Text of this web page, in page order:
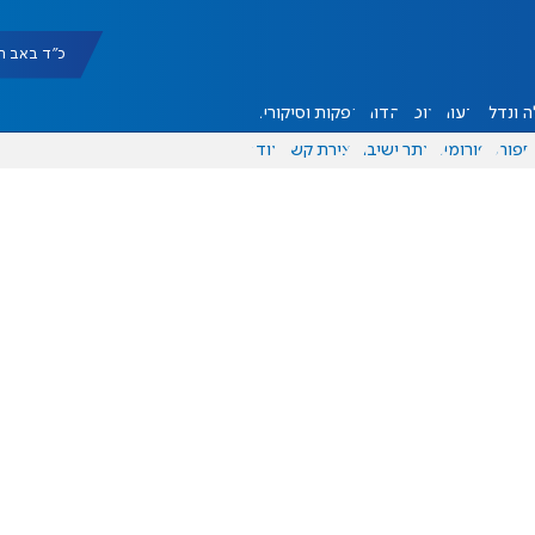
כ"ד באב תשפ"ו
ונדל"ן דעות אוכל יהדות הפקות וסיקורים
ספורט פורומים אתר ישיבה יצירת קשר עוד